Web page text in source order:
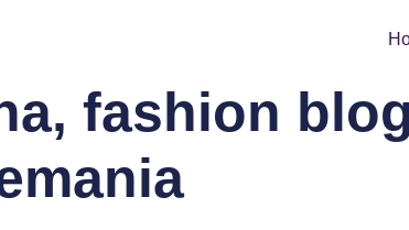
fashion